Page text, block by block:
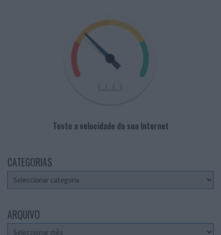
Teste a velocidade da sua Internet
CATEGORIAS
Categorias
ARQUIVO
Arquivo